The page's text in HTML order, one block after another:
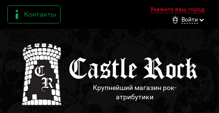
Контакты
Укажите ваш город
Войти
Крупнейший магазин рок-
атрибутики